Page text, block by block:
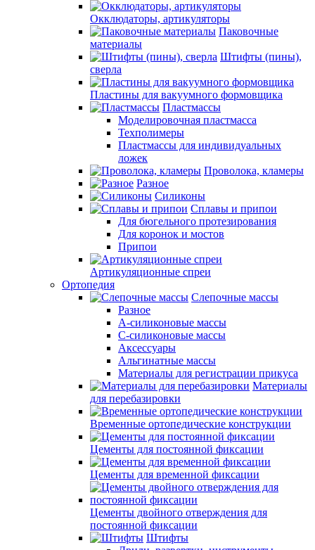
Окклюдаторы, артикуляторы
Паковочные
материалы
Штифты (пины),
сверла
Пластины для вакуумного формовщика
Пластмассы
Моделировочная пластмасса
Техполимеры
Пластмассы для индивидуальных
ложек
Проволока, кламеры
Разное
Силиконы
Сплавы и припои
Для бюгельного протезирования
Для коронок и мостов
Припои
Артикуляционные спреи
Ортопедия
Слепочные массы
Разное
А-силиконовые массы
С-силиконовые массы
Аксессуары
Альгинатные массы
Материалы для регистрации прикуса
Материалы
для перебазировки
Временные ортопедические конструкции
Цементы для постоянной фиксации
Цементы для временной фиксации
Цементы двойного отверждения для
постоянной фиксации
Штифты